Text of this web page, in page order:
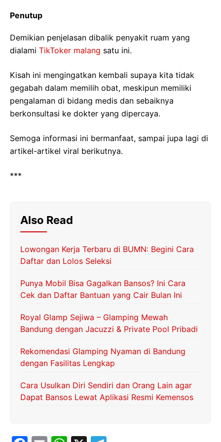
Penutup
Demikian penjelasan dibalik penyakit ruam yang
dialami TikToker malang satu ini.
Kisah ini mengingatkan kembali supaya kita tidak
gegabah dalam memilih obat, meskipun memiliki
pengalaman di bidang medis dan sebaiknya
berkonsultasi ke dokter yang dipercaya.
Semoga informasi ini bermanfaat, sampai jupa lagi di
artikel-artikel viral berikutnya.
***
Also Read
Lowongan Kerja Terbaru di BUMN: Begini Cara
Daftar dan Lolos Seleksi
Punya Mobil Bisa Gagalkan Bansos? Ini Cara
Cek dan Daftar Bantuan yang Cair Bulan Ini
Royal Glamp Sejiwa – Glamping Mewah
Bandung dengan Jacuzzi & Private Pool Pribadi
Rekomendasi Glamping Nyaman di Bandung
dengan Fasilitas Lengkap
Cara Usulkan Diri Sendiri dan Orang Lain agar
Dapat Bansos Lewat Aplikasi Resmi Kemensos